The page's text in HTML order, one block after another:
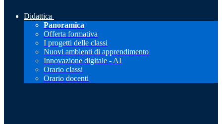
Didattica
Panoramica
Offerta formativa
I progetti delle classi
Nuovi ambienti di apprendimento
Innovazione digitale - AI
Orario classi
Orario docenti